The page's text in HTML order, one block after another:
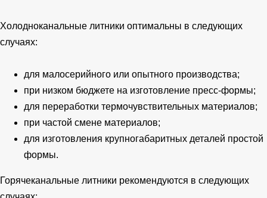
Холодноканальные литники оптимальны в следующих
случаях:
для малосерийного или опытного производства;
при низком бюджете на изготовление пресс-формы;
для переработки термочувствительных материалов;
при частой смене материалов;
для изготовления крупногабаритных деталей простой
формы.
Горячеканальные литники рекомендуются в следующих